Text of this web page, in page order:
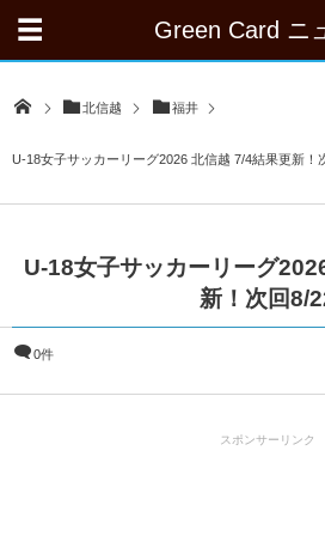
Green Card ニ
北信越 福井
U-18女子サッカーリーグ2026 北信越 7/4結果更新！
U-18女子サッカーリーグ
新！次回8/
0件
スポンサーリンク